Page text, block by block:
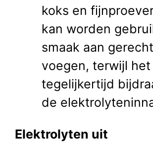
koks en
kan worden
smaak aan
voegen, terwijl het
tegelijkertijd
de
Elektrolyten uit